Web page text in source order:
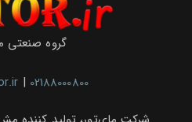
گروه صنعتی
| 02188000800